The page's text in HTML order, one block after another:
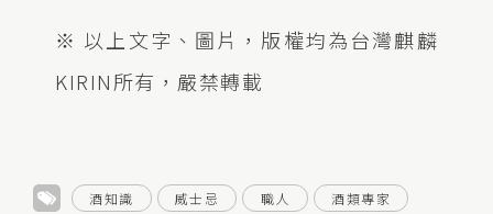
※ 以上文字、圖片，版權均為台灣麒麟
KIRIN所有，嚴禁轉載
酒知識 威士忌 職人 酒類專家